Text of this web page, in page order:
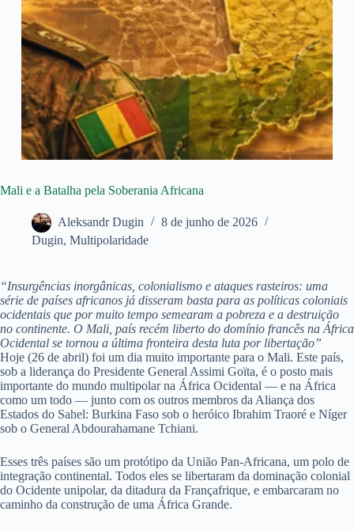
Mali e a Batalha pela Soberania Africana
Aleksandr Dugin
8 de junho de 2026
Dugin, Multipolaridade
“Insurgências inorgânicas, colonialismo e ataques rasteiros: uma
série de países africanos já disseram basta para as políticas coloniais
ocidentais que por muito tempo semearam a pobreza e a destruição
no continente. O Mali, país recém liberto do domínio francês na África
Ocidental se tornou a última fronteira desta luta por libertação”
Hoje (26 de abril) foi um dia muito importante para o Mali. Este país,
sob a liderança do Presidente General Assimi Goïta, é o posto mais
importante do mundo multipolar na África Ocidental — e na África
como um todo — junto com os outros membros da Aliança dos
Estados do Sahel: Burkina Faso sob o heróico Ibrahim Traoré e Níger
sob o General Abdourahamane Tchiani.
Esses três países são um protótipo da União Pan-Africana, um polo de
integração continental. Todos eles se libertaram da dominação colonial
do Ocidente unipolar, da ditadura da Françafrique, e embarcaram no
caminho da construção de uma África Grande.